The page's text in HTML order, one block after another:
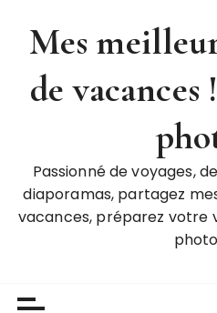
Mes
de vacances
Passionné de voyages,
diaporamas, partagez
vacances, préparez votre